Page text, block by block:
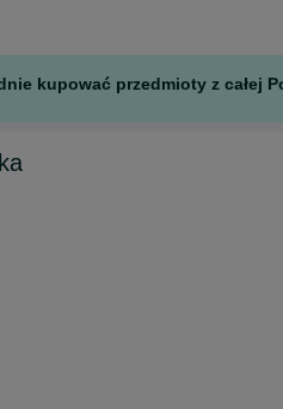
kupować przedmioty z całej